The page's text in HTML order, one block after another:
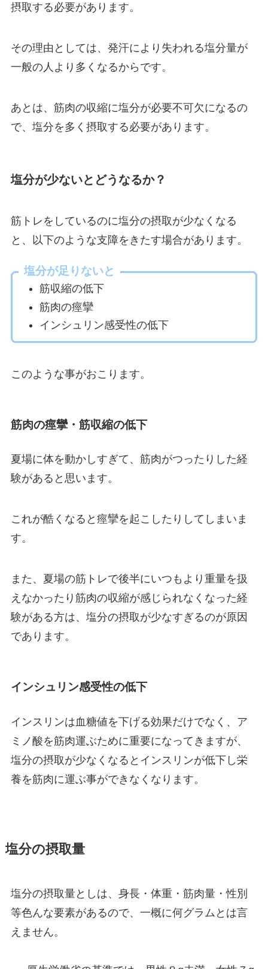
摂取する必要があります。
その理由としては、発汗により失われる塩分量が
一般の人より多くなるからです。
あとは、筋肉の収縮に塩分が必要不可欠になるの
で、塩分を多く摂取する必要があります。
塩分が少ないとどうなるか？
筋トレをしているのに塩分の摂取が少なくなる
と、以下のような支障をきたす場合があります。
塩分が足りないと
筋収縮の低下
筋肉の痙攣
インシュリン感受性の低下
このような事がおこります。
筋肉の痙攣・筋収縮の低下
夏場に体を動かしすぎて、筋肉がつったりした経
験があると思います。
これが酷くなると痙攣を起こしたりしてしまいま
す。
また、夏場の筋トレで後半にいつもより重量を扱
えなかったり筋肉の収縮が感じられなくなった経
験がある方は、塩分の摂取が少なすぎるのが原因
であります。
インシュリン感受性の低下
インスリンは血糖値を下げる効果だけでなく、ア
ミノ酸を筋肉運ぶために重要になってきますが、
塩分の摂取が少なくなるとインスリンが低下し栄
養を筋肉に運ぶ事ができなくなります。
塩分の摂取量
塩分の摂取量としは、身長・体重・筋肉量・性別
等色んな要素があるので、一概に何グラムとは言
えません。